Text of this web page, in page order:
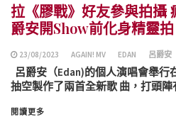
拉《膠戰》好友參與拍攝
爵安開Show前化身精靈
23/08/2023 AGAIN! MV EDAN 呂爵安
呂爵安（Edan)的個人演唱會舉行
抽空製作了兩首全新歌 曲，打頭
閱讀更多